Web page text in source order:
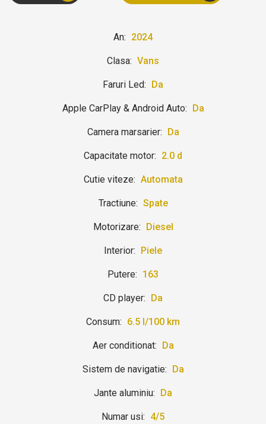
An: 2024
Clasa: Vans
Faruri Led: Da
Apple CarPlay & Android Auto: Da
Camera marsarier: Da
Capacitate motor: 2.0 d
Cutie viteze: Automata
Tractiune: Spate
Motorizare: Diesel
Interior: Piele
Putere: 163
CD player: Da
Consum: 6.5 l/100 km
Aer conditionat: Da
Sistem de navigatie: Da
Jante aluminiu: Da
Numar usi: 4/5